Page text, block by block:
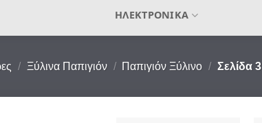
ΗΛΕΚΤΡΟΝΙΚΆ
/ Ξύλινα Παπιγιόν / Παπιγιόν Ξύλινο / Σελίδα 3